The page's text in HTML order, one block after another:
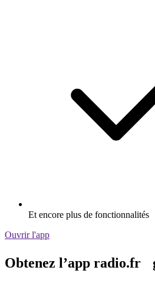
Et encore plus de fonctionnalités
Ouvrir l'app
Obtenez l’app radio.fr